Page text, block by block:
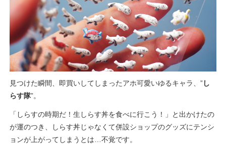
見つけた瞬間、即買いしてしまったアホ可愛いゆるキャラ、”し
らす隊”。
「しらすの時期だ！生しらす丼を食べに行こう！」と出かけたの
が運のつき、しらす丼じゃなくて併設ショップのグッズにテンシ
ョンが上がってしまうとは…不覚です。